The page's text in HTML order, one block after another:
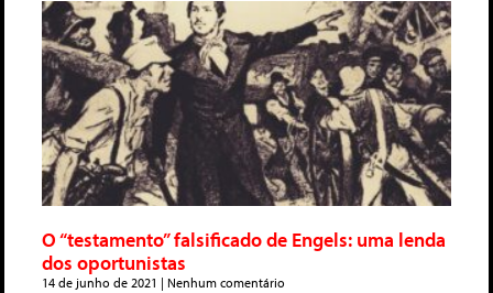
O “testamento” falsificado de Engels: uma lenda
dos oportunistas
14 de junho de 2021 Nenhum comentário